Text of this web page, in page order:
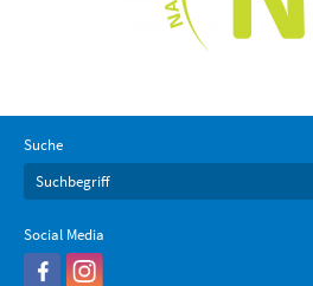
Suche
Social Media